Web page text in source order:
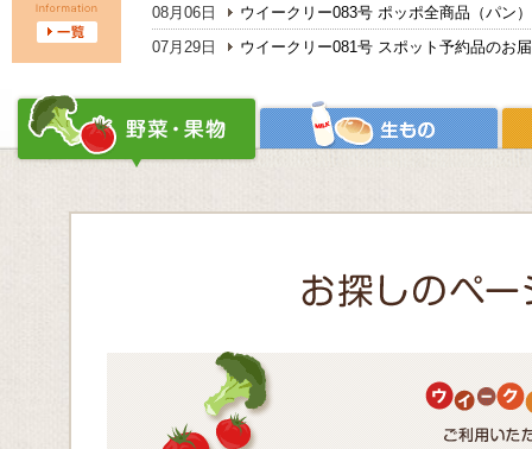
08月06日
ウイークリー083号 ポッポ全商品（パン
07月29日
ウイークリー081号 スポット予約品のお